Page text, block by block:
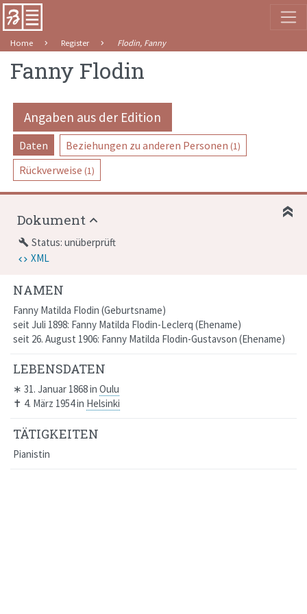
Home Register Flodin, Fanny
Fanny Flodin
Angaben aus der Edition
Daten Beziehungen zu anderen Personen (1)
Rückverweise (1)
NAMEN
Fanny Matilda Flodin Geburtsname
seit Juli 1898: Fanny Matilda Flodin-Leclerq Ehename
seit 26. August 1906: Fanny Matilda Flodin-Gustavson Ehename
LEBENSDATEN
∗ 31. Januar 1868in Oulu
✝ 4. März 1954in Helsinki
TÄTIGKEITEN
Pianistin
Dokument
build Status: unüberprüft
XML